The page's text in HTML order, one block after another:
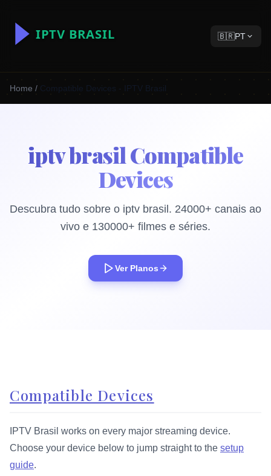
🇧🇷PT
Home / Compatible Devices - IPTV Brasil
iptv brasil Compatible
Devices
Descubra tudo sobre o iptv brasil. 24000+ canais ao
vivo e 130000+ filmes e séries.
Ver Planos
Compatible Devices
IPTV Brasil works on every major streaming device.
Choose your device below to jump straight to the setup
guide.